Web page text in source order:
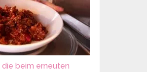
beim erneuten